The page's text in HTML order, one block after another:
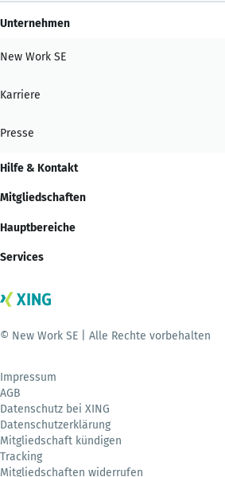
Unternehmen
New Work SE
Karriere
Presse
Hilfe & Kontakt
Mitgliedschaften
Hauptbereiche
Services
© New Work SE | Alle Rechte vorbehalten
Impressum
AGB
Datenschutz bei XING
Datenschutzerklärung
Mitgliedschaft kündigen
Tracking
Mitgliedschaften widerrufen